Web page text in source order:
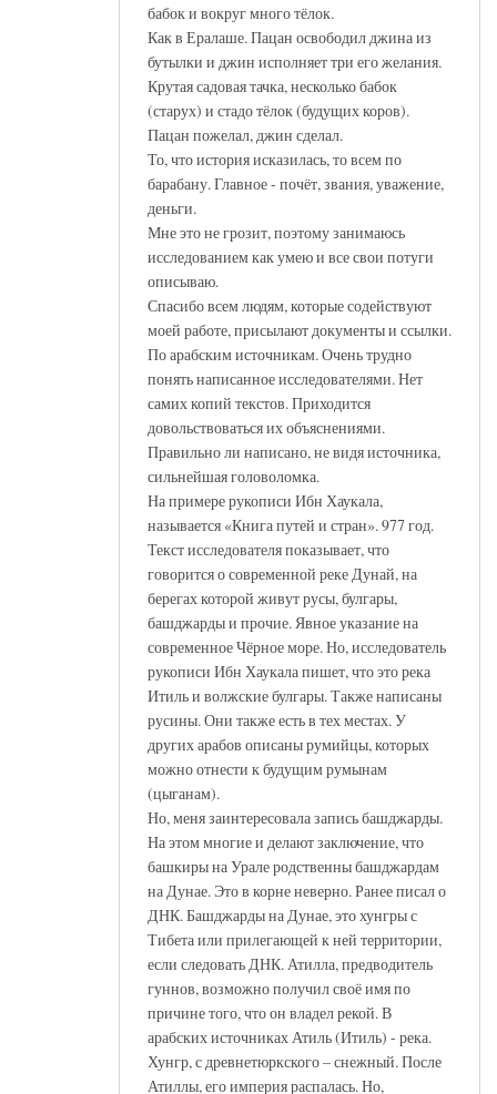
бабок и вокруг много тёлок.
Как в Ералаше. Пацан освободил джина из
бутылки и джин исполняет три его желания.
Крутая садовая тачка, несколько бабок
(старух) и стадо тёлок (будущих коров).
Пацан пожелал, джин сделал.
То, что история исказилась, то всем по
барабану. Главное - почёт, звания, уважение,
деньги.
Мне это не грозит, поэтому занимаюсь
исследованием как умею и все свои потуги
описываю.
Спасибо всем людям, которые содействуют
моей работе, присылают документы и ссылки.
По арабским источникам. Очень трудно
понять написанное исследователями. Нет
самих копий текстов. Приходится
довольствоваться их объяснениями.
Правильно ли написано, не видя источника,
сильнейшая головоломка.
На примере рукописи Ибн Хаукала,
называется «Книга путей и стран». 977 год.
Текст исследователя показывает, что
говорится о современной реке Дунай, на
берегах которой живут русы, булгары,
башджарды и прочие. Явное указание на
современное Чёрное море. Но, исследователь
рукописи Ибн Хаукала пишет, что это река
Итиль и волжские булгары. Также написаны
русины. Они также есть в тех местах. У
других арабов описаны румийцы, которых
можно отнести к будущим румынам
(цыганам).
Но, меня заинтересовала запись башджарды.
На этом многие и делают заключение, что
башкиры на Урале родственны башджардам
на Дунае. Это в корне неверно. Ранее писал о
ДНК. Башджарды на Дунае, это хунгры с
Тибета или прилегающей к ней территории,
если следовать ДНК. Атилла, предводитель
гуннов, возможно получил своё имя по
причине того, что он владел рекой. В
арабских источниках Атиль (Итиль) - река.
Хунгр, с древнетюркского – снежный. После
Атиллы, его империя распалась. Но,